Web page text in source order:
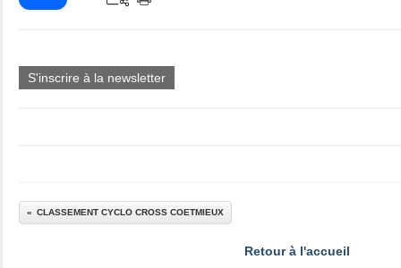
S'inscrire à la newsletter
CLASSEMENT CYCLO CROSS COETMIEUX
Retour à l'accueil